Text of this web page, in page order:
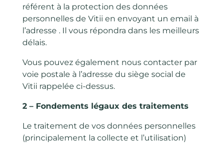
référent à la protection des données
personnelles de Vitii en envoyant un email à
l’adresse . Il vous répondra dans les meilleurs
délais.
Vous pouvez également nous contacter par
voie postale à l’adresse du siège social de
Vitii rappelée ci-dessus.
2 – Fondements légaux des traitements
Le traitement de vos données personnelles
(principalement la collecte et l’utilisation)